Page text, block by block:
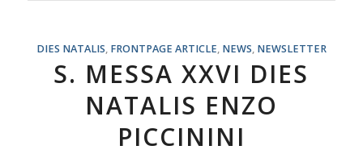
DIES NATALIS, FRONTPAGE ARTICLE, NEWS, NEWSLETTER
S. MESSA XXVI DIES
NATALIS ENZO
PICCININI